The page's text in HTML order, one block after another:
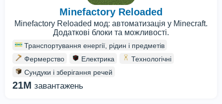
Minefactory Reloaded
Minefactory Reloaded мод: автоматизація у Minecraft.
Додаткові блоки та можливості.
Транспортування енергії, рідин і предметів
Фермерство
Електрика
Технологічні
Сундуки і зберігання речей
21M завантажень